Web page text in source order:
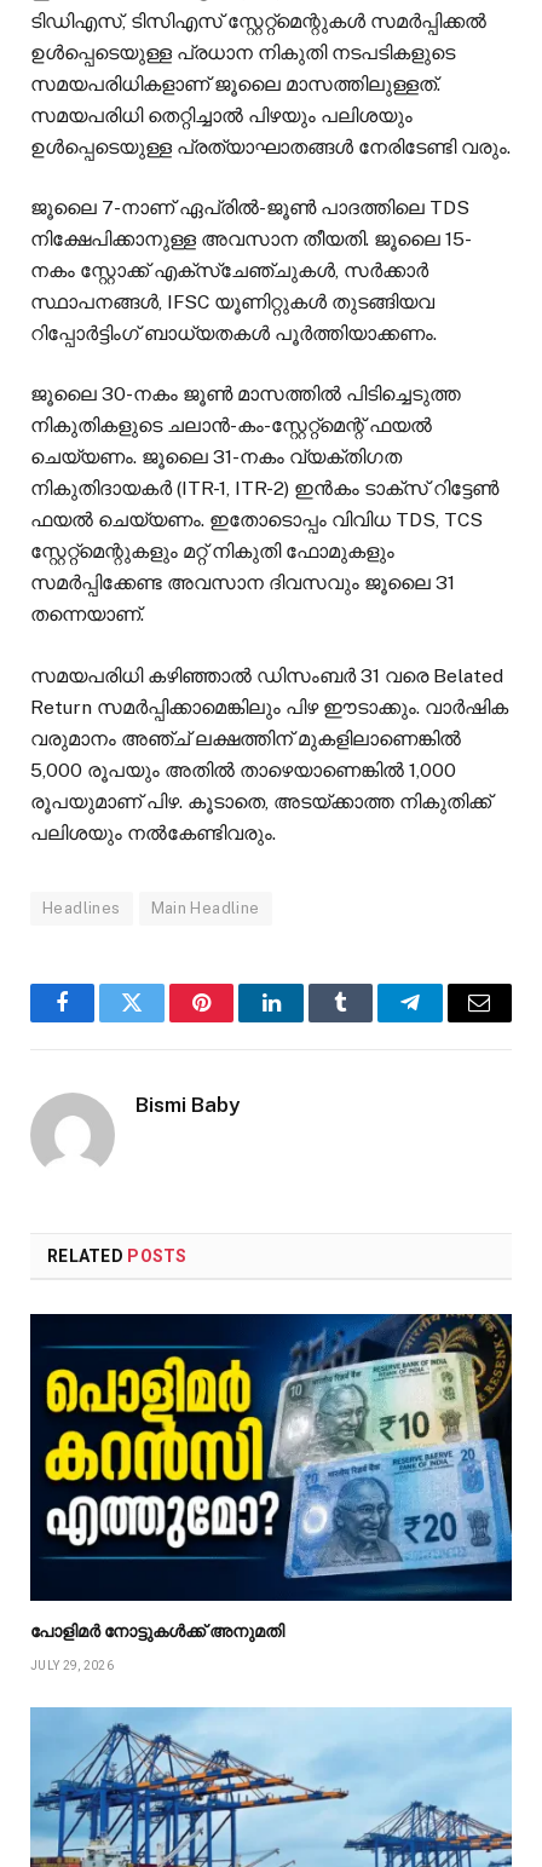
ടിഡിഎസ്, ടിസിഎസ് സ്റ്റേറ്റ്‌മെന്റുകൾ സമർപ്പിക്കൽ
ഉൾപ്പെടെയുള്ള പ്രധാന നികുതി നടപടികളുടെ
സമയപരിധികളാണ് ജൂലൈ മാസത്തിലുള്ളത്.
സമയപരിധി തെറ്റിച്ചാൽ പിഴയും പലിശയും
ഉൾപ്പെടെയുള്ള പ്രത്യാഘാതങ്ങൾ നേരിടേണ്ടി വരും.
ജൂലൈ 7-നാണ് ഏപ്രിൽ-ജൂൺ പാദത്തിലെ TDS
നിക്ഷേപിക്കാനുള്ള അവസാന തീയതി. ജൂലൈ 15-
നകം സ്റ്റോക്ക് എക്സ്ചേഞ്ചുകൾ, സർക്കാർ
സ്ഥാപനങ്ങൾ, IFSC യൂണിറ്റുകൾ തുടങ്ങിയവ
റിപ്പോർട്ടിംഗ് ബാധ്യതകൾ പൂർത്തിയാക്കണം.
ജൂലൈ 30-നകം ജൂൺ മാസത്തിൽ പിടിച്ചെടുത്ത
നികുതികളുടെ ചലാൻ-കം-സ്റ്റേറ്റ്‌മെന്റ് ഫയൽ
ചെയ്യണം. ജൂലൈ 31-നകം വ്യക്തിഗത
നികുതിദായകർ (ITR-1, ITR-2) ഇൻകം ടാക്സ് റിട്ടേൺ
ഫയൽ ചെയ്യണം. ഇതോടൊപ്പം വിവിധ TDS, TCS
സ്റ്റേറ്റ്‌മെന്റുകളും മറ്റ് നികുതി ഫോമുകളും
സമർപ്പിക്കേണ്ട അവസാന ദിവസവും ജൂലൈ 31
തന്നെയാണ്.
സമയപരിധി കഴിഞ്ഞാൽ ഡിസംബർ 31 വരെ Belated
Return സമർപ്പിക്കാമെങ്കിലും പിഴ ഈടാക്കും. വാർഷിക
വരുമാനം അഞ്ച് ലക്ഷത്തിന് മുകളിലാണെങ്കിൽ
5,000 രൂപയും അതിൽ താഴെയാണെങ്കിൽ 1,000
രൂപയുമാണ് പിഴ. കൂടാതെ, അടയ്ക്കാത്ത നികുതിക്ക്
പലിശയും നൽകേണ്ടിവരും.
Headlines Main Headline
FacebookTwitter PinterestLinkedInTumblr TelegramEmail
Bismi Baby
RELATED POSTS
പോളിമർ നോട്ടുകൾക്ക് അനുമതി
JULY 29, 2026